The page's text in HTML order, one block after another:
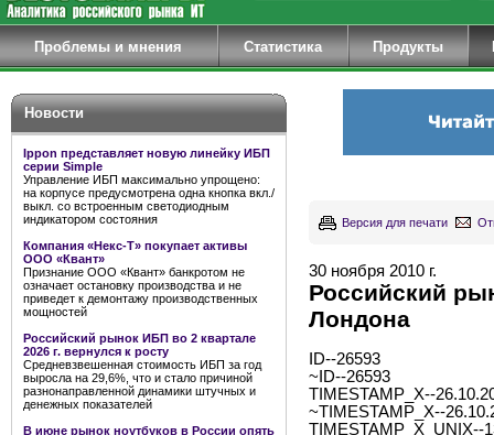
Проблемы и мнения Статистика Продукты
Новости
Ippon представляет новую линейку ИБП
серии Simple
Управление ИБП максимально упрощено:
на корпусе предусмотрена одна кнопка вкл./
выкл. со встроенным светодиодным
индикатором состояния
Компания «Некс-Т» покупает активы
ООО «Квант»
Признание ООО «Квант» банкротом не
означает остановку производства и не
приведет к демонтажу производственных
мощностей
Российский рынок ИБП во 2 квартале
2026 г. вернулся к росту
Средневзвешенная стоимость ИБП за год
выросла на 29,6%, что и стало причиной
разнонаправленной динамики штучных и
денежных показателей
В июне рынок ноутбуков в России опять
Версия для печати
30 ноября 2010 г.
Российский
Лондона
ID--26593
~ID--26593
TIMESTAMP_X--
~TIMESTAMP_X--
TIMESTAMP_X_UNIX--